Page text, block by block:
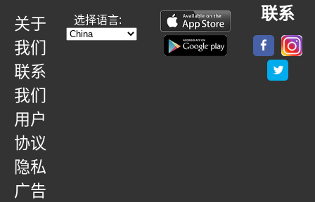
关于
我们
联系
我们
用户
协议
隐私
广告
选择语言:
联系